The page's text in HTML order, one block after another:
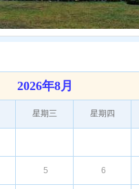
2026年8月
星期三 星期四
5 6